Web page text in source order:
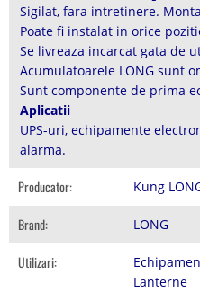
Sigilat, fara intretinere.
Poate fi instalat in orice
Se livreaza incarcat gata de
Acumulatoarele LONG sunt
Sunt componente de prima
Aplicatii
UPS-uri, echipamente
alarma.
Producator: Kung
Brand: LONG
Utilizari:
Lanterne